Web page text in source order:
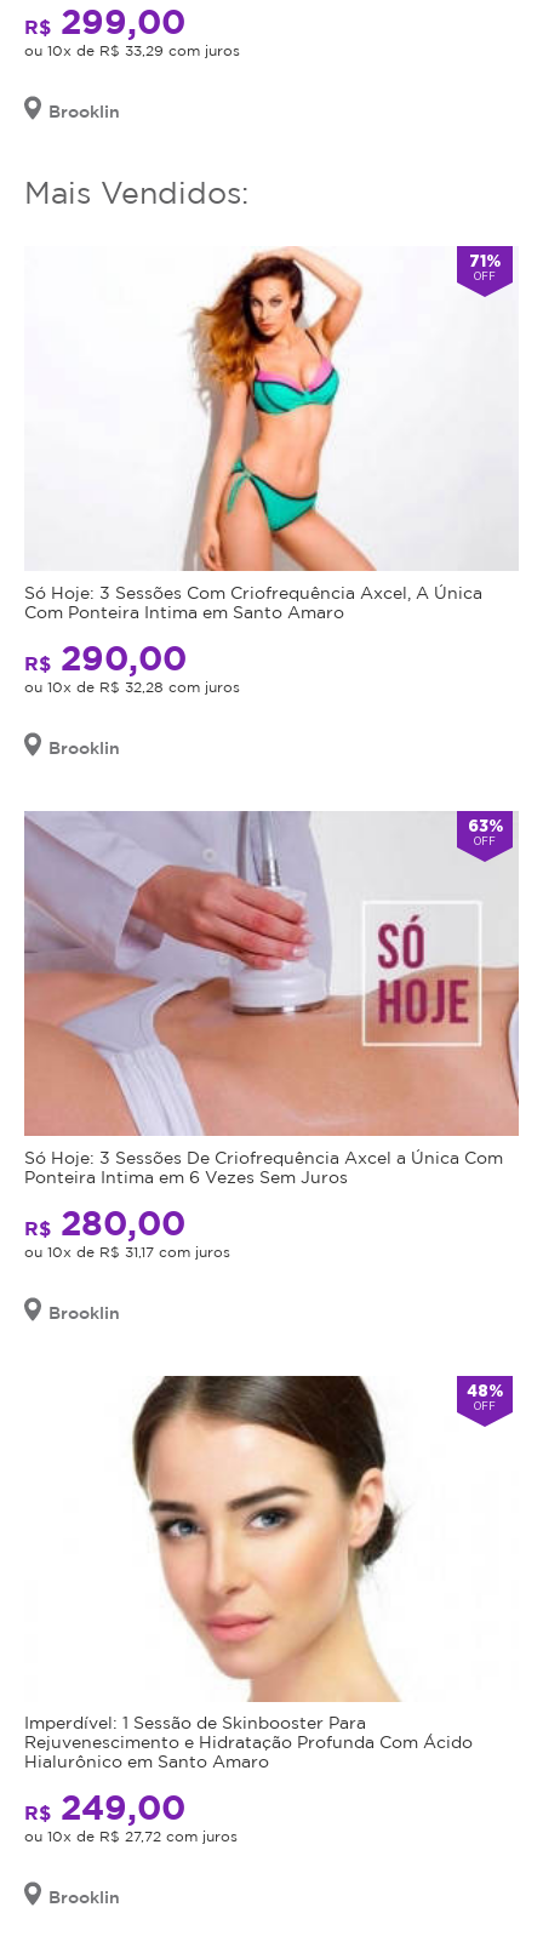
R$ 299,00
ou 10x de R$ 33,29 com juros
Brooklin
Mais Vendidos:
71%
OFF
Só Hoje: 3 Sessões Com Criofrequência Axcel, A Única
Com Ponteira Intima em Santo Amaro
R$ 290,00
ou 10x de R$ 32,28 com juros
Brooklin
63%
OFF
Só Hoje: 3 Sessões De Criofrequência Axcel a Única Com
Ponteira Intima em 6 Vezes Sem Juros
R$ 280,00
ou 10x de R$ 31,17 com juros
Brooklin
48%
OFF
Imperdível: 1 Sessão de Skinbooster Para
Rejuvenescimento e Hidratação Profunda Com Ácido
Hialurônico em Santo Amaro
R$ 249,00
ou 10x de R$ 27,72 com juros
Brooklin